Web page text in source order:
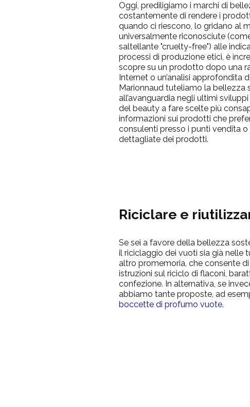
Oggi, prediligiamo i marchi di
costantemente di rendere i
quando ci riescono, lo gridano al
universalmente riconosciute
saltellante "cruelty-free") alle
processi di produzione etici, è
scopre su un prodotto dopo una
Internet o un’analisi approfondita
Marionnaud tuteliamo la bellezza
all’avanguardia negli ultimi
del beauty a fare scelte più
informazioni sui prodotti che
consulenti presso i punti vendita
dettagliate dei prodotti.
Riciclare e
Se sei a favore della bellezza
il riciclaggio dei vuoti sia già nelle
altro promemoria, che consente
istruzioni sul riciclo di flaconi,
confezione. In alternativa, se
abbiamo tante proposte, ad
boccette di profumo vuote.